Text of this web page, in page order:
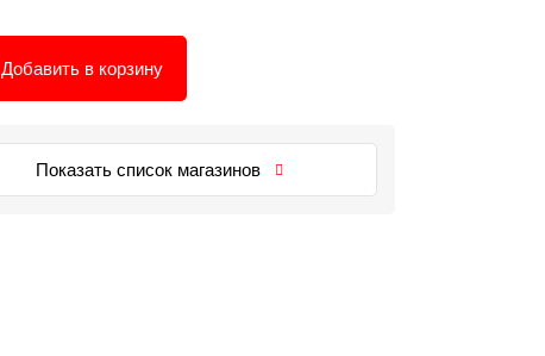
Добавить в корзину
Показать список магазинов